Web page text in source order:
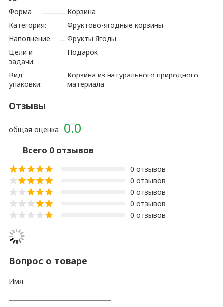
Форма
Корзина
Категория:
Фруктово-ягодные корзины
Наполнение
Фрукты Ягоды
Цели и
задачи:
Подарок
Вид
упаковки:
Корзина из натурального природного
материала
Отзывы
0.0
общая оценка
Всего 0 отзывов
0 отзывов
0 отзывов
0 отзывов
0 отзывов
0 отзывов
Вопрос о товаре
Имя